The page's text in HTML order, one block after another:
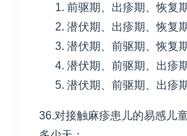
前驱期、出疹期、恢复
潜伏期、出疹期、恢复
潜伏期、前驱期、恢复
潜伏期、前驱期、出疹
潜伏期、前驱期、出疹
36.对接触麻疹患儿的易感儿